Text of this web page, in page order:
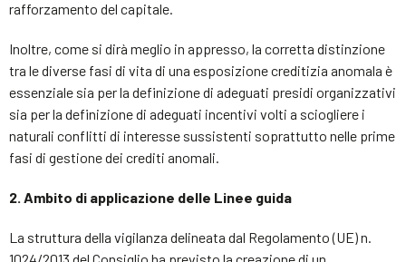
rafforzamento del capitale.
Inoltre, come si dirà meglio in appresso, la corretta distinzione
tra le diverse fasi di vita di una esposizione creditizia anomala è
essenziale sia per la definizione di adeguati presidi organizzativi
sia per la definizione di adeguati incentivi volti a sciogliere i
naturali conflitti di interesse sussistenti soprattutto nelle prime
fasi di gestione dei crediti anomali.
2. Ambito di applicazione delle Linee guida
La struttura della vigilanza delineata dal Regolamento (UE) n.
1024/2013 del Consiglio ha previsto la creazione di un